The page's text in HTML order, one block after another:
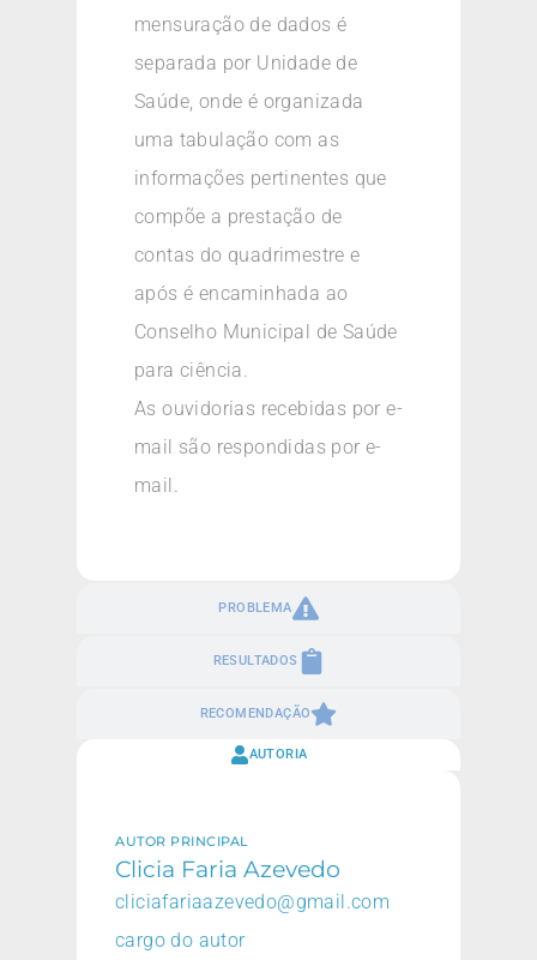
PROBLEMA
RESULTADOS
RECOMENDAÇÃO
mensuração de dados é
separada por Unidade de
Saúde, onde é organizada
uma tabulação com as
informações pertinentes que
compõe a prestação de
contas do quadrimestre e
após é encaminhada ao
Conselho Municipal de Saúde
para ciência.
As ouvidorias recebidas por e-
mail são respondidas por e-
mail.
AUTORIA
AUTOR PRINCIPAL
Clicia Faria Azevedo
cliciafariaazevedo@gmail.com
cargo do autor